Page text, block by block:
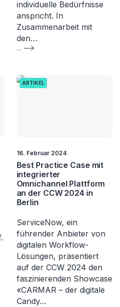
individuelle Bedürfnisse
anspricht. In
Zusammenarbeit mit
den…
...
ARTIKEL
16. Februar 2024
Best Practice Case mit
integrierter
Omnichannel Plattform
an der CCW 2024 in
Berlin
ServiceNow, ein
führender Anbieter von
digitalen Workflow-
Lösungen, präsentiert
auf der CCW 2024 den
faszinierenden Showcase
«CARMAR – der digitale
Candy…